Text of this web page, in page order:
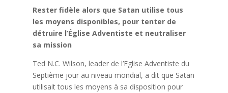
Rester fidèle alors que Satan utilise tous
les moyens disponibles, pour tenter de
détruire l’Église Adventiste et neutraliser
sa mission
Ted N.C. Wilson, leader de l’Eglise Adventiste du
Septième jour au niveau mondial, a dit que Satan
utilisait tous les moyens à sa disposition pour